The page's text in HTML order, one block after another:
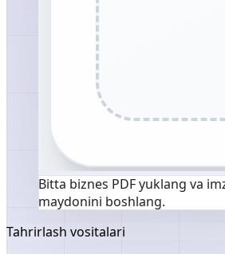
Bitta biznes PDF yuklang va
maydonini boshlang.
Tahrirlash vositalari